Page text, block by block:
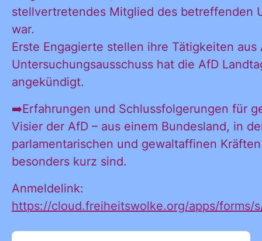
stellvertretendes Mitglied des betreffenden
war.
Erste Engagierte stellen ihre Tätigkeiten
Untersuchungsausschuss hat die AfD
angekündigt.
➡️Erfahrungen und Schlussfolgerungen für
Visier der AfD – aus einem Bundesland, in
parlamentarischen und gewaltaffinen
besonders kurz sind.
Anmeldelink:
https://cloud.freiheitswolke.org/apps/forms/
Ja, ich möchte
alle
Informationen
und
Ankündigungen
des CDL direkt
in mein
persönliches
Postfach:
Ja, ich
möchte alle
und